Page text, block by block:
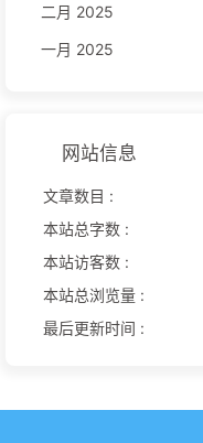
二月 2025
一月 2025
网站信息
文章数目 :
本站总字数 :
本站访客数 :
本站总浏览量 :
最后更新时间 :